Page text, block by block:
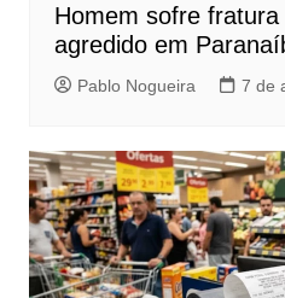
Homem sofre
agredido em
Pablo Nogueira 7 de